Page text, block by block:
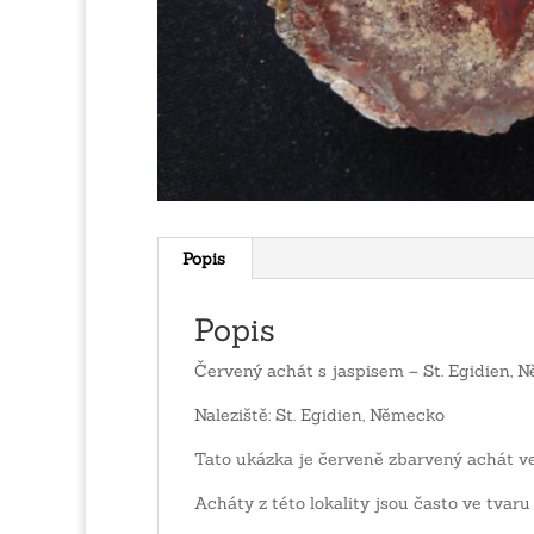
Popis
Popis
Červený achát s jaspisem – St. Egidien,
Naleziště: St. Egidien, Německo
Tato ukázka je červeně zbarvený achát
Acháty z této lokality jsou často ve tvaru